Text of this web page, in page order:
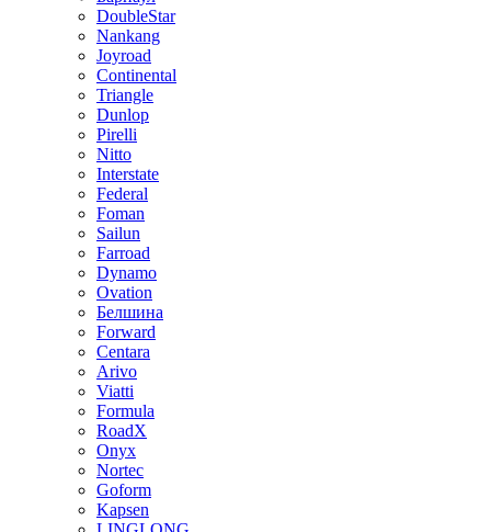
DoubleStar
Nankang
Joyroad
Continental
Triangle
Dunlop
Pirelli
Nitto
Interstate
Federal
Foman
Sailun
Farroad
Dynamo
Ovation
Белшина
Forward
Centara
Arivo
Viatti
Formula
RoadX
Onyx
Nortec
Goform
Kapsen